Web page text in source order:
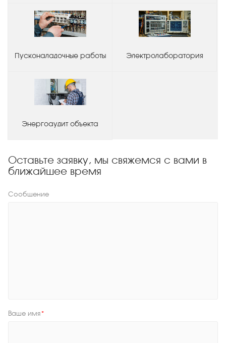
Пусконаладочные работы Электролаборатория
Энергоаудит объекта
Оставьте заявку, мы свяжемся с вами в
ближайшее время
Сообщение
Ваше имя*